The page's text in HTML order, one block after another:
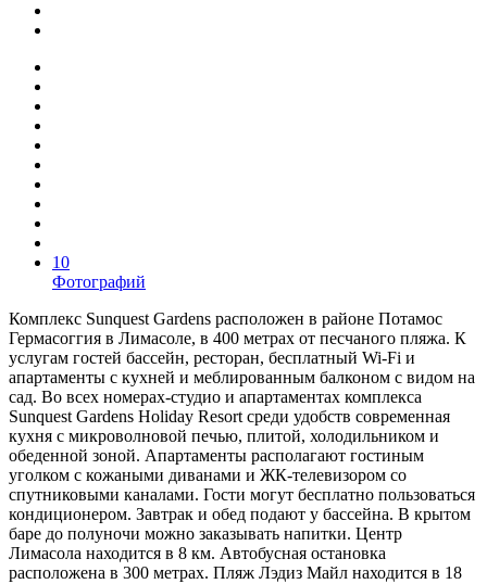
10
Фотографий
Комплекс Sunquest Gardens расположен в районе Потамос
Гермасоггия в Лимасоле, в 400 метрах от песчаного пляжа. К
услугам гостей бассейн, ресторан, бесплатный Wi-Fi и
апартаменты с кухней и меблированным балконом с видом на
сад. Во всех номерах-студио и апартаментах комплекса
Sunquest Gardens Holiday Resort среди удобств современная
кухня с микроволновой печью, плитой, холодильником и
обеденной зоной. Апартаменты располагают гостиным
уголком с кожаными диванами и ЖК-телевизором со
спутниковыми каналами. Гости могут бесплатно пользоваться
кондиционером. Завтрак и обед подают у бассейна. В крытом
баре до полуночи можно заказывать напитки. Центр
Лимасола находится в 8 км. Автобусная остановка
расположена в 300 метрах. Пляж Лэдиз Майл находится в 18